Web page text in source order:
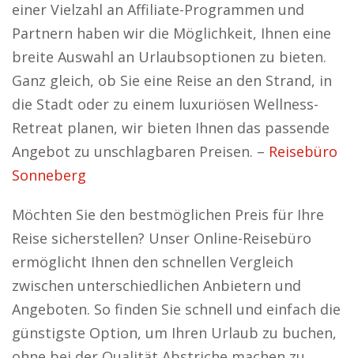
einer Vielzahl an Affiliate-Programmen und
Partnern haben wir die Möglichkeit, Ihnen eine
breite Auswahl an Urlaubsoptionen zu bieten.
Ganz gleich, ob Sie eine Reise an den Strand, in
die Stadt oder zu einem luxuriösen Wellness-
Retreat planen, wir bieten Ihnen das passende
Angebot zu unschlagbaren Preisen. – Reisebüro
Sonneberg
Möchten Sie den bestmöglichen Preis für Ihre
Reise sicherstellen? Unser Online-Reisebüro
ermöglicht Ihnen den schnellen Vergleich
zwischen unterschiedlichen Anbietern und
Angeboten. So finden Sie schnell und einfach die
günstigste Option, um Ihren Urlaub zu buchen,